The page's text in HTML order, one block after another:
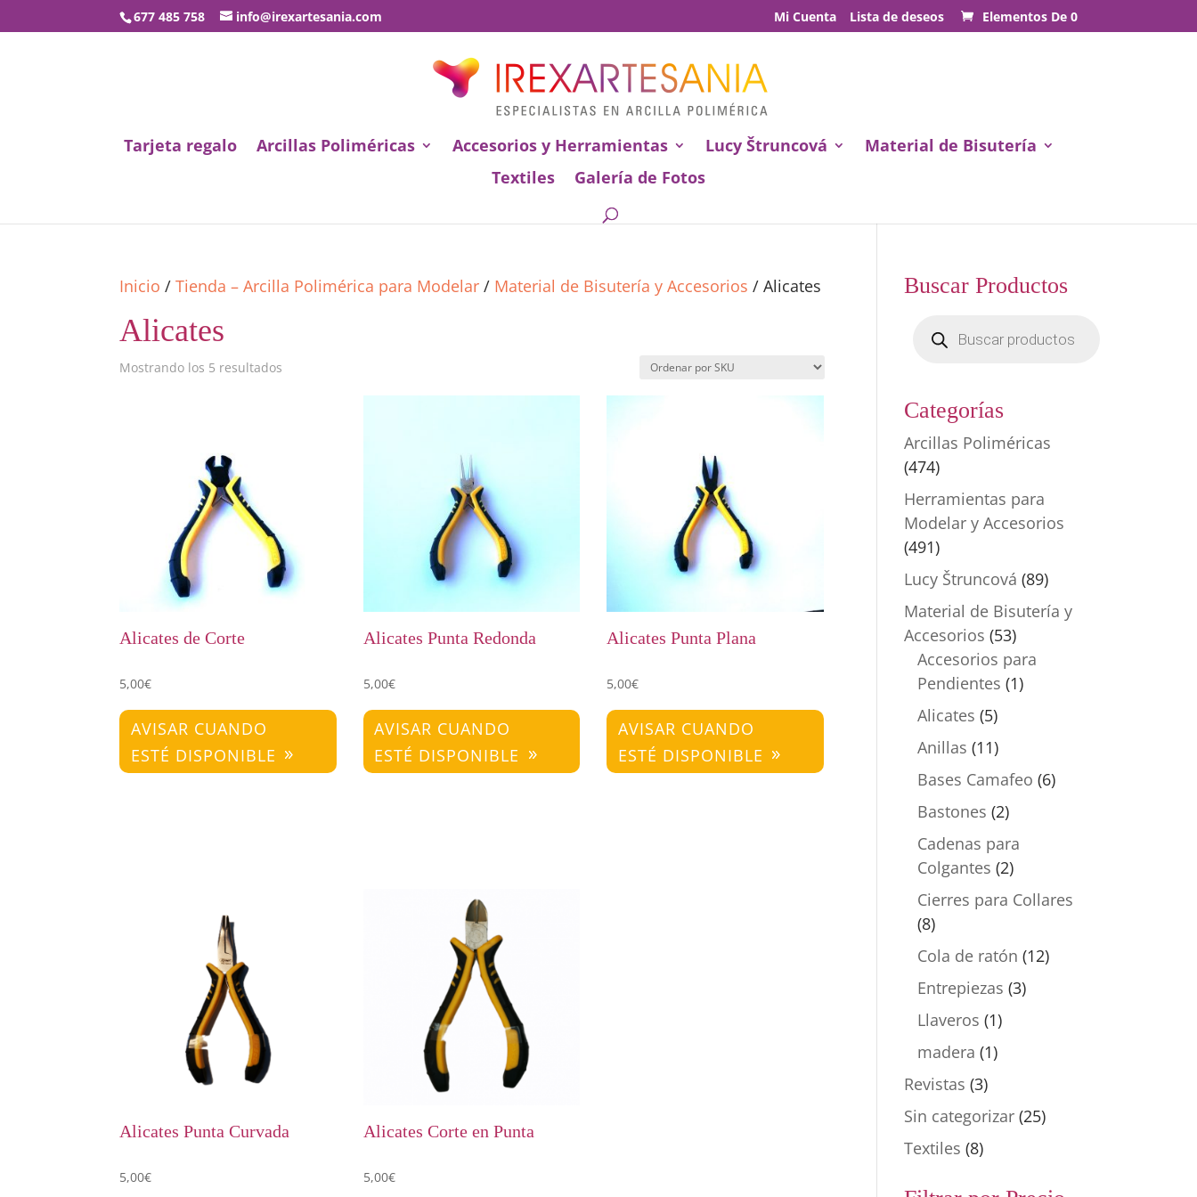
677 485 758 info@irexartesania.com Mi Cuenta Lista de deseos Elementos De 0
Tarjeta regalo Arcillas Poliméricas Accesorios y Herramientas Lucy Štruncová
Material de Bisutería
Textiles
Galería de Fotos
Inicio /Tienda – Arcilla Polimérica para Modelar / Material de Bisutería y Accesorios / Alicates
Alicates
Mostrando los 5 resultados
Alicates de Corte
5,00€
AVISAR CUANDO
ESTÉ DISPONIBLE
Alicates Punta Redonda
5,00€
AVISAR CUANDO
ESTÉ DISPONIBLE
Alicates Punta Plana
5,00€
AVISAR CUANDO
ESTÉ DISPONIBLE
Alicates Punta Curvada
5,00€
Alicates Corte en Punta
5,00€
Buscar Productos
productos
Categorías
Arcillas Poliméricas
(474)
Herramientas para
Modelar y Accesorios
(491)
Lucy Štruncová (89)
Material de Bisutería y
Accesorios (53)
Accesorios para
Pendientes (1)
Alicates (5)
Anillas (11)
Bases Camafeo (6)
Bastones (2)
Cadenas para
Colgantes (2)
Cierres para Collares
(8)
Cola de ratón (12)
Entrepiezas (3)
Llaveros (1)
madera (1)
Revistas (3)
Sin categorizar (25)
Textiles (8)